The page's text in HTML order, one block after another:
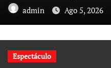
admin Ago 5, 2026
Espectáculo